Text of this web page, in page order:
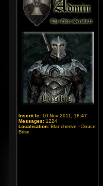
Inscrit le: 10 Nov 2011, 18:47
Messages: 1224
Localisation: Blancherive - Douce
Brise